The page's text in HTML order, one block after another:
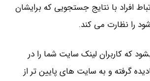
افراد با نتایج جستجویی که برایشان
را نظارت می کند.
که کاربران لینک سایت شما را در
گرفته و به سایت های پایین تر از